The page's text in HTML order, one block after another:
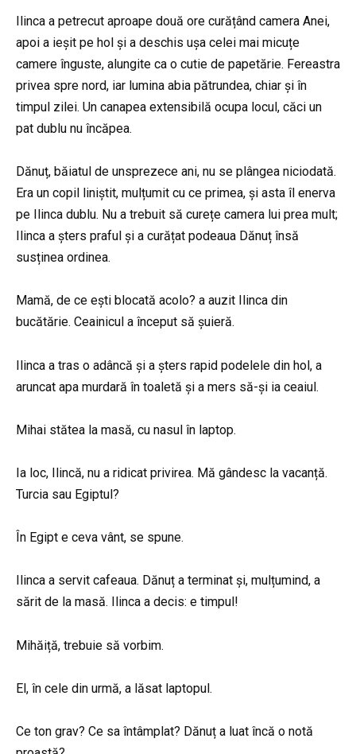
Ilinca a petrecut aproape două ore curățând camera Anei,
apoi a ieșit pe hol și a deschis ușa celei mai micuțe
camere înguste, alungite ca o cutie de papetărie. Fereastra
privea spre nord, iar lumina abia pătrundea, chiar și în
timpul zilei. Un canapea extensibilă ocupa locul, căci un
pat dublu nu încăpea.
Dănuț, băiatul de unsprezece ani, nu se plângea niciodată.
Era un copil liniștit, mulțumit cu ce primea, și asta îl enerva
pe Ilinca dublu. Nu a trebuit să curețe camera lui prea mult;
Ilinca a șters praful și a curățat podeaua Dănuț însă
susținea ordinea.
Mamă, de ce ești blocată acolo? a auzit Ilinca din
bucătărie. Ceainicul a început să șuieră.
Ilinca a tras o adâncă și a șters rapid podelele din hol, a
aruncat apa murdară în toaletă și a mers să-și ia ceaiul.
Mihai stătea la masă, cu nasul în laptop.
Ia loc, Ilincă, nu a ridicat privirea. Mă gândesc la vacanță.
Turcia sau Egiptul?
În Egipt e ceva vânt, se spune.
Ilinca a servit cafeaua. Dănuț a terminat și, mulțumind, a
sărit de la masă. Ilinca a decis: e timpul!
Mihăiță, trebuie să vorbim.
El, în cele din urmă, a lăsat laptopul.
Ce ton grav? Ce sa întâmplat? Dănuț a luat încă o notă